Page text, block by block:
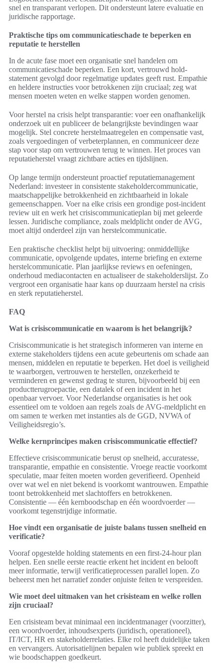
snel en transparant verlopen. Dit ondersteunt latere evaluatie en
juridische rapportage.
Praktische tips om communicatieschade te beperken en
reputatie te herstellen
In de acute fase moet een organisatie snel handelen om
communicatieschade beperken. Een kort, vertrouwd hold-
statement gevolgd door regelmatige updates geeft rust. Empathie
en heldere instructies voor betrokkenen zijn cruciaal; zeg wat
mensen moeten weten en welke stappen worden genomen.
Voor herstel na crisis helpt transparantie: voer een onafhankelijk
onderzoek uit en publiceer de belangrijkste bevindingen waar
mogelijk. Stel concrete herstelmaatregelen en compensatie vast,
zoals vergoedingen of verbeterplannen, en communiceer deze
stap voor stap om vertrouwen terug te winnen. Het proces van
reputatieherstel vraagt zichtbare acties en tijdslijnen.
Op lange termijn ondersteunt proactief reputatiemanagement
Nederland: investeer in consistente stakeholdercommunicatie,
maatschappelijke betrokkenheid en zichtbaarheid in lokale
gemeenschappen. Voer na elke crisis een grondige post-incident
review uit en werk het crisiscommunicatieplan bij met geleerde
lessen. Juridische compliance, zoals meldplicht onder de AVG,
moet altijd onderdeel zijn van herstelcommunicatie.
Een praktische checklist helpt bij uitvoering: onmiddellijke
communicatie, opvolgende updates, interne briefing en externe
herstelcommunicatie. Plan jaarlijkse reviews en oefeningen,
onderhoud mediacontacten en actualiseer de stakeholderslijst. Zo
vergroot een organisatie haar kans op duurzaam herstel na crisis
en sterk reputatieherstel.
FAQ
Wat is crisiscommunicatie en waarom is het belangrijk?
Crisiscommunicatie is het strategisch informeren van interne en
externe stakeholders tijdens een acute gebeurtenis om schade aan
mensen, middelen en reputatie te beperken. Het doel is veiligheid
te waarborgen, vertrouwen te herstellen, onzekerheid te
verminderen en gewenst gedrag te sturen, bijvoorbeeld bij een
productterugroepactie, een datalek of een incident in het
openbaar vervoer. Voor Nederlandse organisaties is het ook
essentieel om te voldoen aan regels zoals de AVG-meldplicht en
om samen te werken met instanties als de GGD, NVWA of
Veiligheidsregio’s.
Welke kernprincipes maken crisiscommunicatie effectief?
Effectieve crisiscommunicatie berust op snelheid, accuratesse,
transparantie, empathie en consistentie. Vroege reactie voorkomt
speculatie, maar feiten moeten worden geverifieerd. Openheid
over wat wel en niet bekend is voorkomt wantrouwen. Empathie
toont betrokkenheid met slachtoffers en betrokkenen.
Consistentie — één kernboodschap en één woordvoerder —
voorkomt tegenstrijdige informatie.
Hoe vindt een organisatie de juiste balans tussen snelheid en
verificatie?
Vooraf opgestelde holding statements en een first-24-hour plan
helpen. Een snelle eerste reactie erkent het incident en belooft
meer informatie, terwijl verificatieprocessen parallel lopen. Zo
beheerst men het narratief zonder onjuiste feiten te verspreiden.
Wie moet deel uitmaken van het crisisteam en welke rollen
zijn cruciaal?
Een crisisteam bevat minimaal een incidentmanager (voorzitter),
een woordvoerder, inhoudsexperts (juridisch, operationeel),
IT/ICT, HR en stakeholderrelaties. Elke rol heeft duidelijke taken
en vervangers. Autorisatielijnen bepalen wie publiek spreekt en
wie boodschappen goedkeurt.